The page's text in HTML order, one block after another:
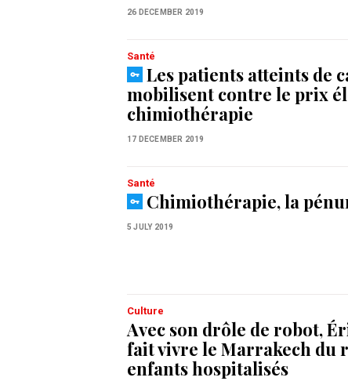
26 DECEMBER 2019
Santé
Les patients atteints de
mobilisent contre le prix
chimiothérapie
17 DECEMBER 2019
Santé
Chimiothérapie, la
5 JULY 2019
Culture
Avec son drôle de robot,
fait vivre le Marrakech du
enfants hospitalisés